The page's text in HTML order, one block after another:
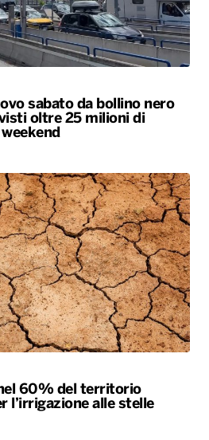
sabato da bollino nero
oltre 25 milioni di
60% del territorio
l’irrigazione alle stelle